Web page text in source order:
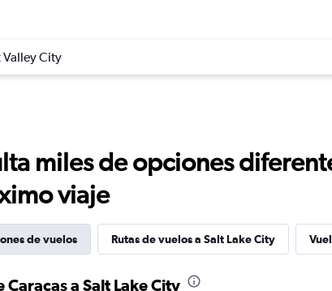
Valley City
miles de opciones
viaje
de vuelos Rutas de vuelos a Salt Lake City
Caracas a Salt Lake City